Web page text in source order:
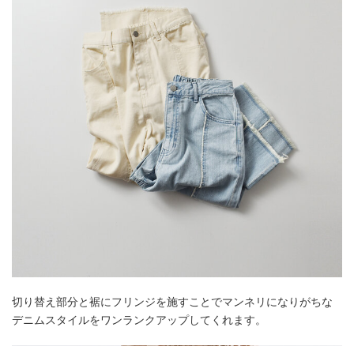
切り替え部分と裾にフリンジを施すことでマンネリになりがちな
デニムスタイルをワンランクアップしてくれます。